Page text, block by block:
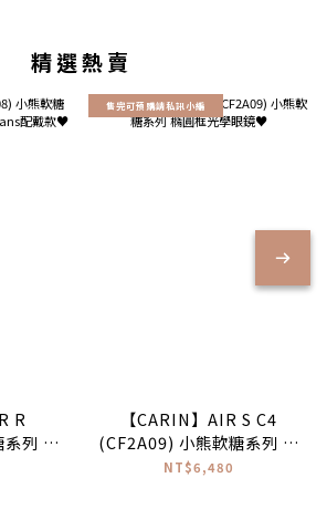
精 選 熱 賣
R
列 圓
配
售完可預購請私訊小編
【CARIN】AIR S C4
(CF2A09) 小熊軟糖系列 橢
圓框光學眼鏡♥
NT$6,480